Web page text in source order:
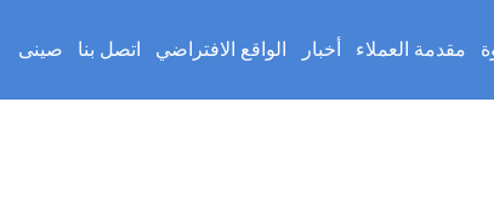
مقدمة العملاء أخبار الواقع الافتراضي اتصل بنا صينى